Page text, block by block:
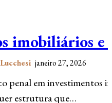
imobiliários e
janeiro 27, 2026
penal em investimentos
estrutura que…